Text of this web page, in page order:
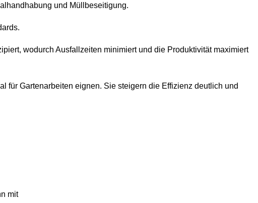
und Müllbeseitigung.
wodurch Ausfallzeiten minimiert und die Produktivität maximiert
für Gartenarbeiten eignen. Sie steigern die Effizienz deutlich und
mit